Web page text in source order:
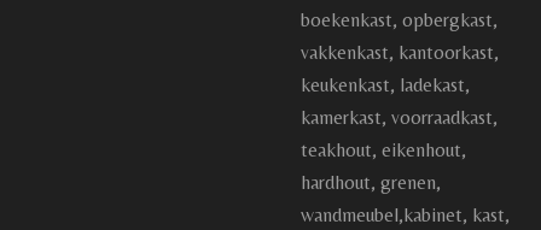
boekenkast, opbergkast,
vakkenkast, kantoorkast,
keukenkast, ladekast,
kamerkast, voorraadkast,
teakhout, eikenhout,
hardhout, grenen,
wandmeubel,kabinet, kast,